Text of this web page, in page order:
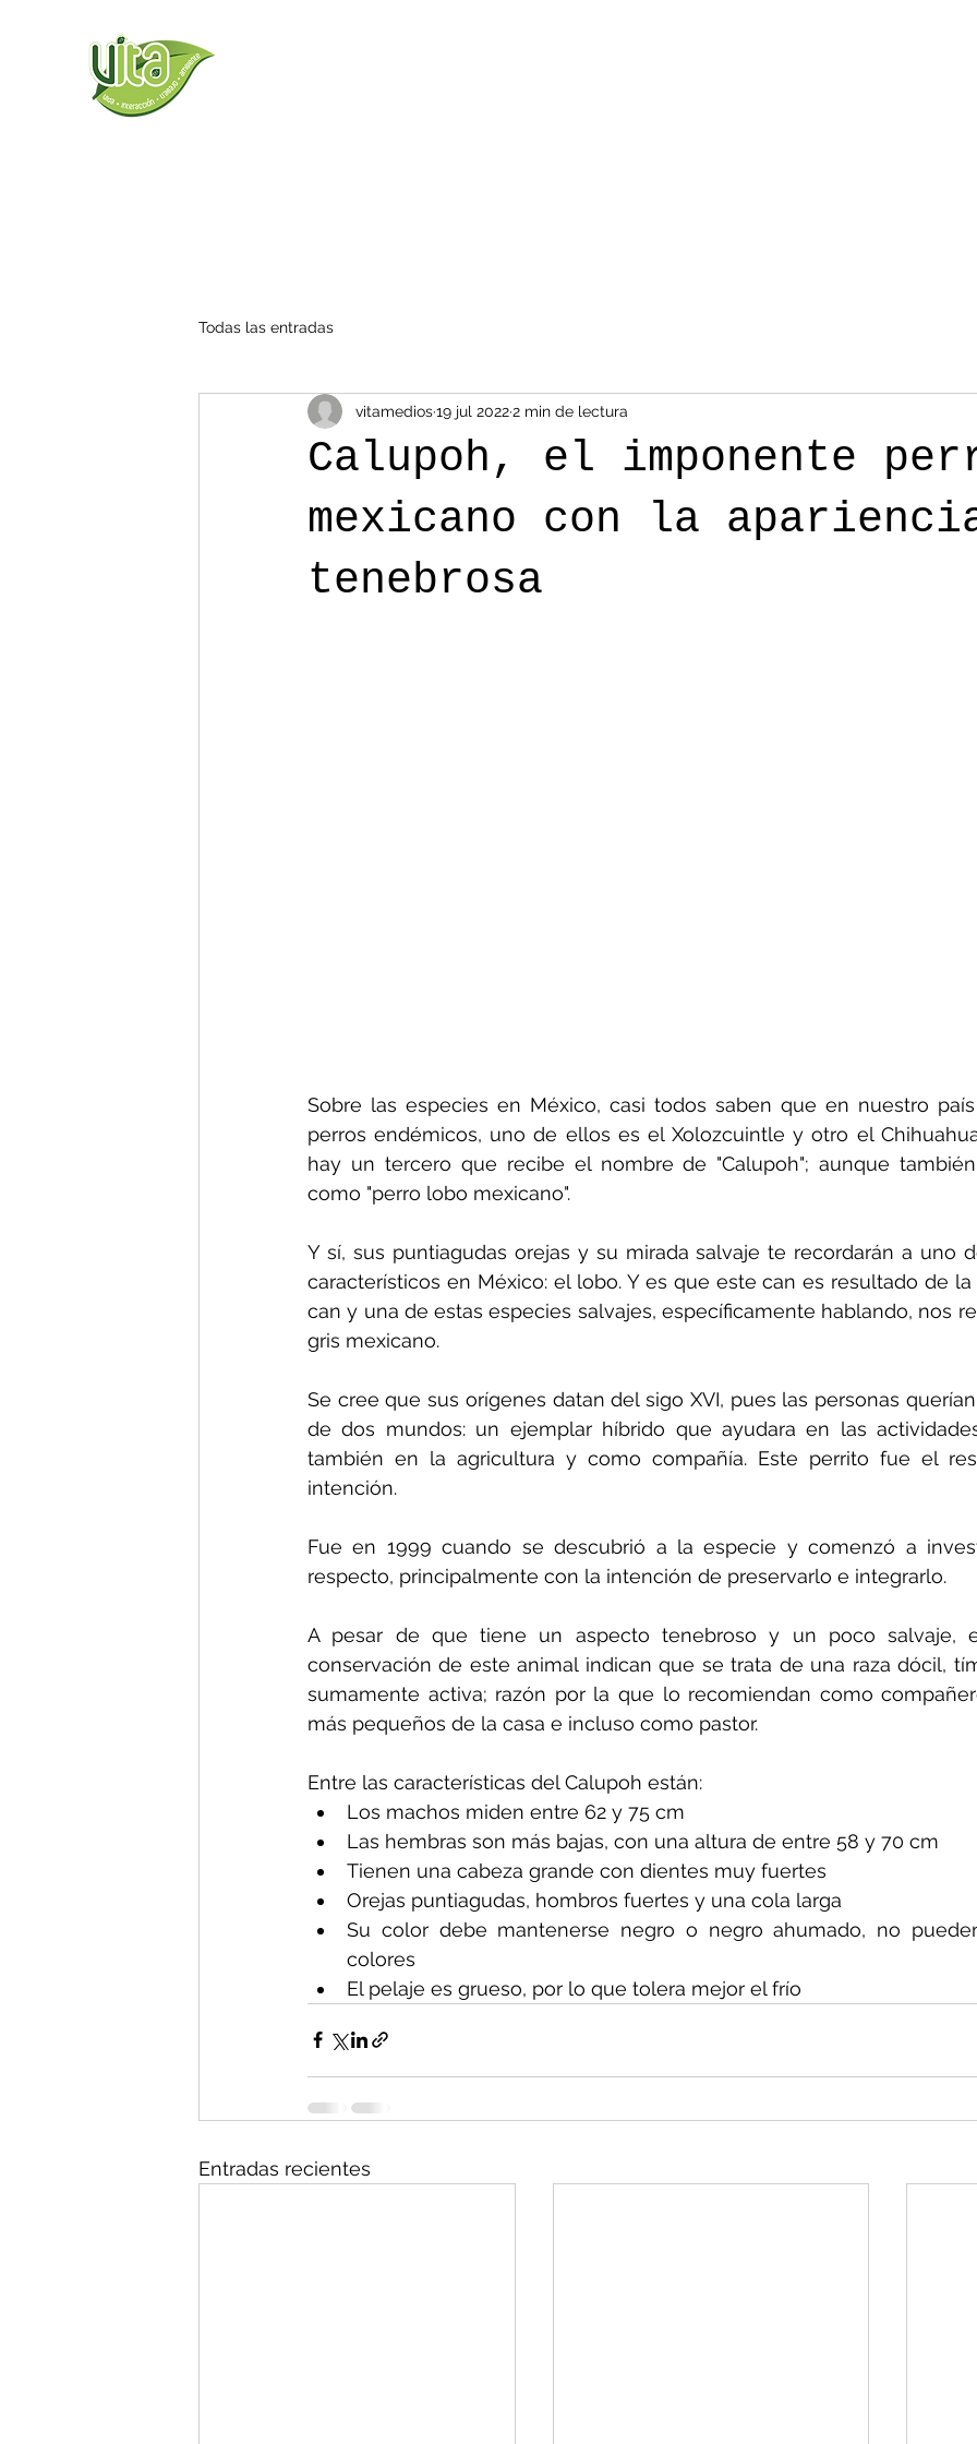
Todas las entradas
Calupoh, el imponente
mexicano con la
tenebrosa
vitamedios19 jul 20222 min de lectura
Sobre las especies en México, casi todos saben que en nuestro
perros endémicos, uno de ellos es el Xolozcuintle y otro el
hay un tercero que recibe el nombre de "Calupoh"; aunque
como "perro lobo mexicano".
Y sí, sus puntiagudas orejas y su mirada salvaje te recordarán a uno
característicos en México: el lobo. Y es que este can es resultado de
can y una de estas especies salvajes, específicamente hablando, nos
gris mexicano.
Se cree que sus orígenes datan del sigo XVI, pues las personas
de dos mundos: un ejemplar híbrido que ayudara en las
también en la agricultura y como compañía. Este perrito fue el
intención.
Fue en 1999 cuando se descubrió a la especie y comenzó a
respecto, principalmente con la intención de preservarlo e integrarlo.
A pesar de que tiene un aspecto tenebroso y un poco salvaje,
conservación de este animal indican que se trata de una raza dócil,
sumamente activa; razón por la que lo recomiendan como
más pequeños de la casa e incluso como pastor.
Entre las características del Calupoh están:
Los machos miden entre 62 y 75 cm
Las hembras son más bajas, con una altura de entre 58 y 70 cm
Tienen una cabeza grande con dientes muy fuertes
Orejas puntiagudas, hombros fuertes y una cola larga
Su color debe mantenerse negro o negro ahumado, no
colores
El pelaje es grueso, por lo que tolera mejor el frío
Entradas recientes